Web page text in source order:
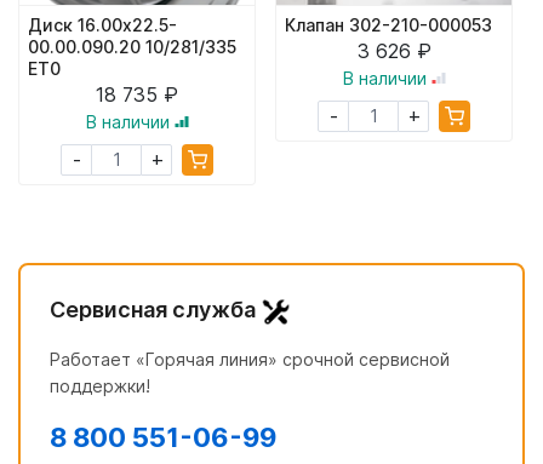
Диск 16.00х22.5-
00.00.090.20 10/281/335
ET0
18 735 ₽
В наличии
- +
Клапан 302-210-000053
3 626 ₽
В наличии
- +
Сервисная служба
Работает «Горячая линия» срочной сервисной
поддержки!
8 800 551-06-99